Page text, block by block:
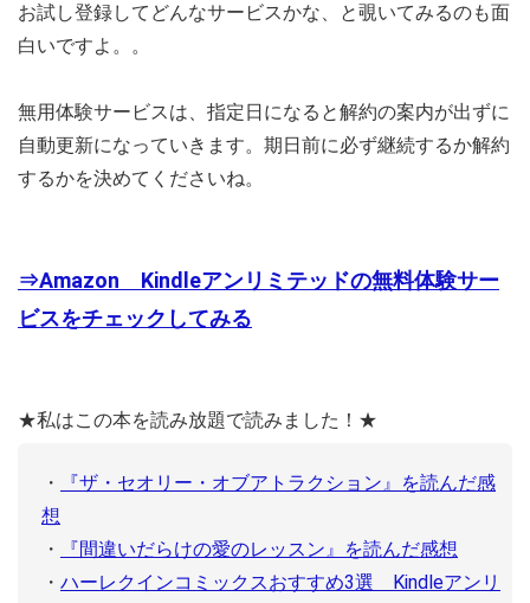
お試し登録してどんなサービスかな、と覗いてみるのも面
白いですよ。。
無用体験サービスは、指定日になると解約の案内が出ずに
自動更新になっていきます。期日前に必ず継続するか解約
するかを決めてくださいね。
⇒Amazon Kindleアンリミテッドの無料体験サー
ビスをチェックしてみる
★私はこの本を読み放題で読みました！★
・
『ザ・セオリー・オブアトラクション』を読んだ感
想
・
『間違いだらけの愛のレッスン』を読んだ感想
・ ハーレクインコミックスおすすめ3選 Kindleアンリ